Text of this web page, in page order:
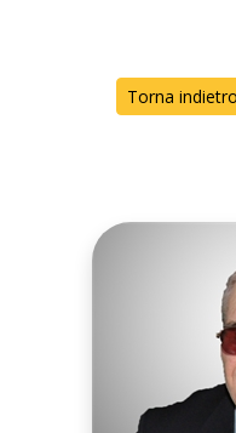
Torna indietro